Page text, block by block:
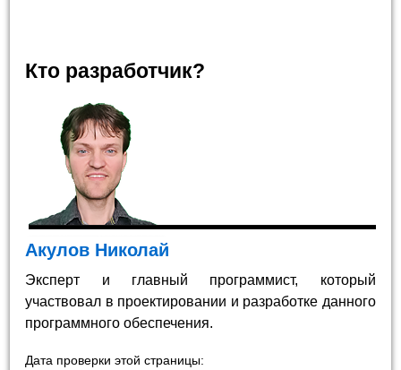
Кто разработчик?
Акулов Николай
Эксперт и главный программист, который
участвовал в проектировании и разработке данного
программного обеспечения.
Дата проверки этой страницы: